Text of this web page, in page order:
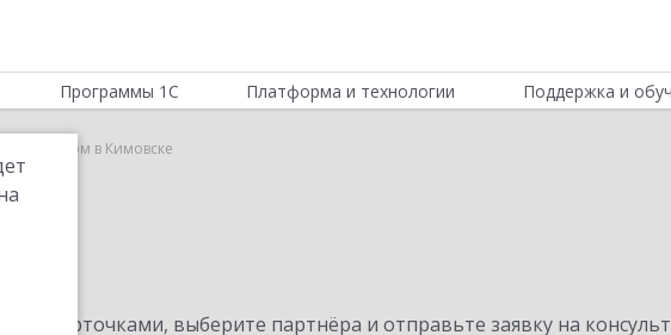
Программы 1С Платформа и технологии Поддержка и
1С-Такском в Кимовске
карточками, выберите партнёра и отправьте заявку на